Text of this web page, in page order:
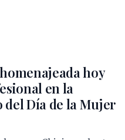
hoy
en la
Día de la Mujer